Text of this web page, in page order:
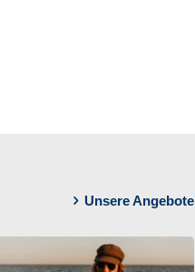
Unsere Angebote